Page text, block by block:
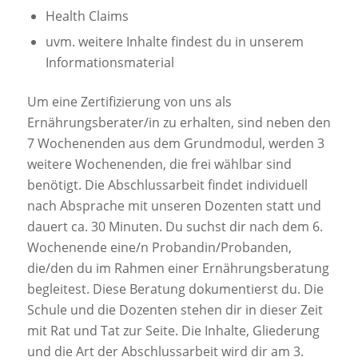
Health Claims
uvm. weitere Inhalte findest du in unserem
Informationsmaterial
Um eine Zertifizierung von uns als
Ernährungsberater/in zu erhalten, sind neben den
7 Wochenenden aus dem Grundmodul, werden 3
weitere Wochenenden, die frei wählbar sind
benötigt. Die Abschlussarbeit findet individuell
nach Absprache mit unseren Dozenten statt und
dauert ca. 30 Minuten. Du suchst dir nach dem 6.
Wochenende eine/n Probandin/Probanden,
die/den du im Rahmen einer Ernährungsberatung
begleitest. Diese Beratung dokumentierst du. Die
Schule und die Dozenten stehen dir in dieser Zeit
mit Rat und Tat zur Seite. Die Inhalte, Gliederung
und die Art der Abschlussarbeit wird dir am 3.